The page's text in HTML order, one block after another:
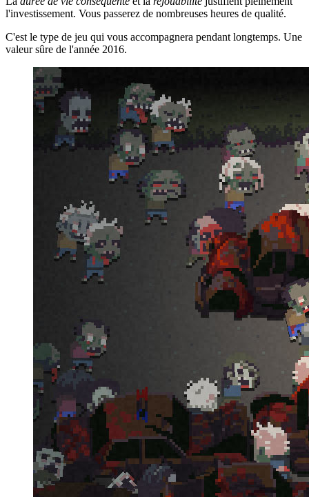
l'investissement. Vous passerez de nombreuses heures de qualité.
C'est le type de jeu qui vous accompagnera pendant longtemps. Une
valeur sûre de l'année 2016.